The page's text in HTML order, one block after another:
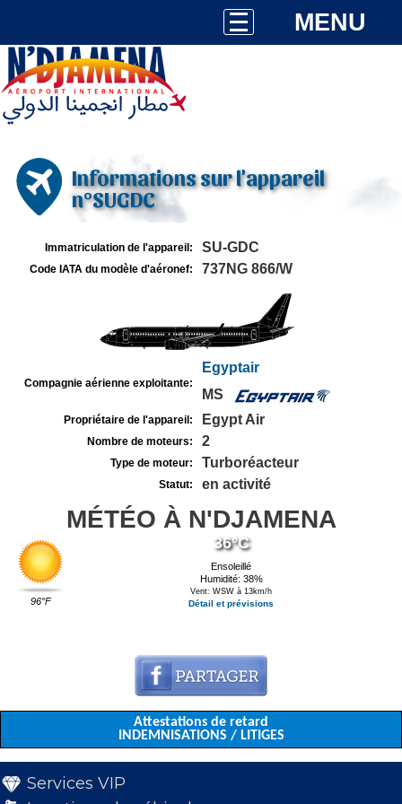
MENU
Informations sur l'appareil
n°SUGDC
Immatriculation de l'appareil: SU-GDC
Code IATA du modèle d'aéronef: 737NG 866/W
Compagnie aérienne exploitante:
Egyptair
MS
Propriétaire de l'appareil: Egypt Air
Nombre de moteurs: 2
Type de moteur: Turboréacteur
Statut: en activité
MÉTÉO À N'DJAMENA
96°F
36°C
Ensoleillé
Humidité: 38%
Vent: WSW à 13km/h
Détail et prévisions
Attestations de retard
INDEMNISATIONS / LITIGES
Services VIP